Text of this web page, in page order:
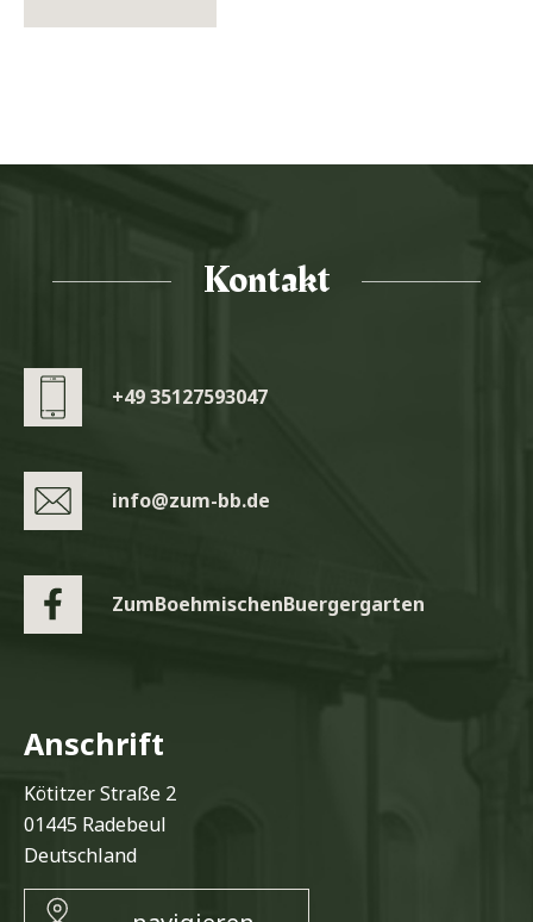
Kontakt
+49 35127593047
info@zum-bb.de
ZumBoehmischenBuergergarten
Anschrift
Kötitzer Straße 2
01445 Radebeul
Deutschland